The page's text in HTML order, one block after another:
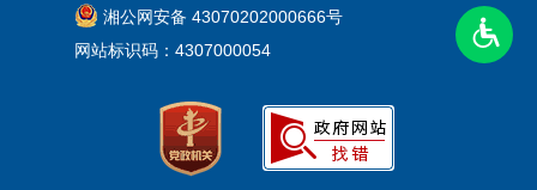
湘公网安备 43070202000666号
网站标识码：4307000054